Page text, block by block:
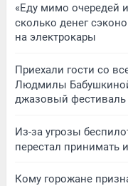
«Еду мимо очередей
сколько денег
на электрокары
Приехали гости со
Людмилы
джазовый фестиваль
Из-за угрозы
перестал принимать
Кому горожане